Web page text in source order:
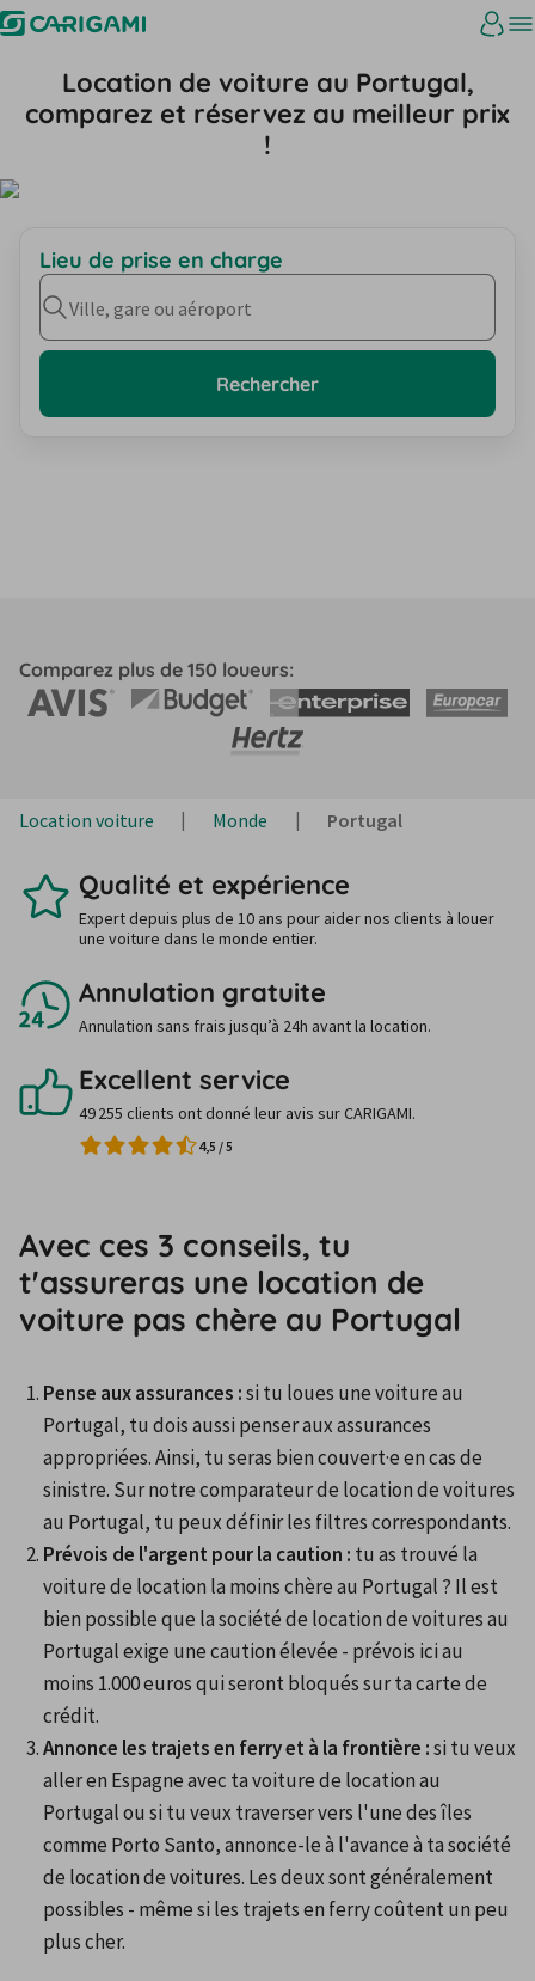
Location de voiture au Portugal,
comparez et réservez au meilleur prix
!
Lieu de prise en charge
Ville, gare ou aéroport
Rechercher
Comparez plus de 150 loueurs:
Location voiture Monde Portugal
Qualité et expérience
Expert depuis plus de 10 ans pour aider nos clients à louer
une voiture dans le monde entier.
Annulation gratuite
Annulation sans frais jusqu’à 24h avant la location.
Excellent service
49 255 clients ont donné leur avis sur CARIGAMI.
4,5 /5
Avec ces 3 conseils, tu
t'assureras une location de
voiture pas chère au Portugal
Pense aux assurances : si tu loues une voiture au
Portugal, tu dois aussi penser aux assurances
appropriées. Ainsi, tu seras bien couvert·e en cas de
sinistre. Sur notre comparateur de location de voitures
au Portugal, tu peux définir les filtres correspondants.
Prévois de l'argent pour la caution : tu as trouvé la
voiture de location la moins chère au Portugal ? Il est
bien possible que la société de location de voitures au
Portugal exige une caution élevée - prévois ici au
moins 1.000 euros qui seront bloqués sur ta carte de
crédit.
Annonce les trajets en ferry et à la frontière : si tu veux
aller en Espagne avec ta voiture de location au
Portugal ou si tu veux traverser vers l'une des îles
comme Porto Santo, annonce-le à l'avance à ta société
de location de voitures. Les deux sont généralement
possibles - même si les trajets en ferry coûtent un peu
plus cher.